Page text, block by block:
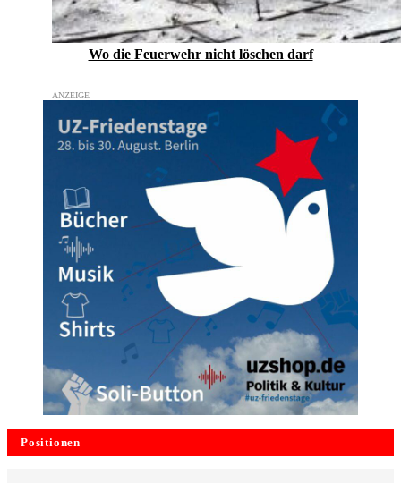
Wo die Feuerwehr nicht löschen darf
Positionen